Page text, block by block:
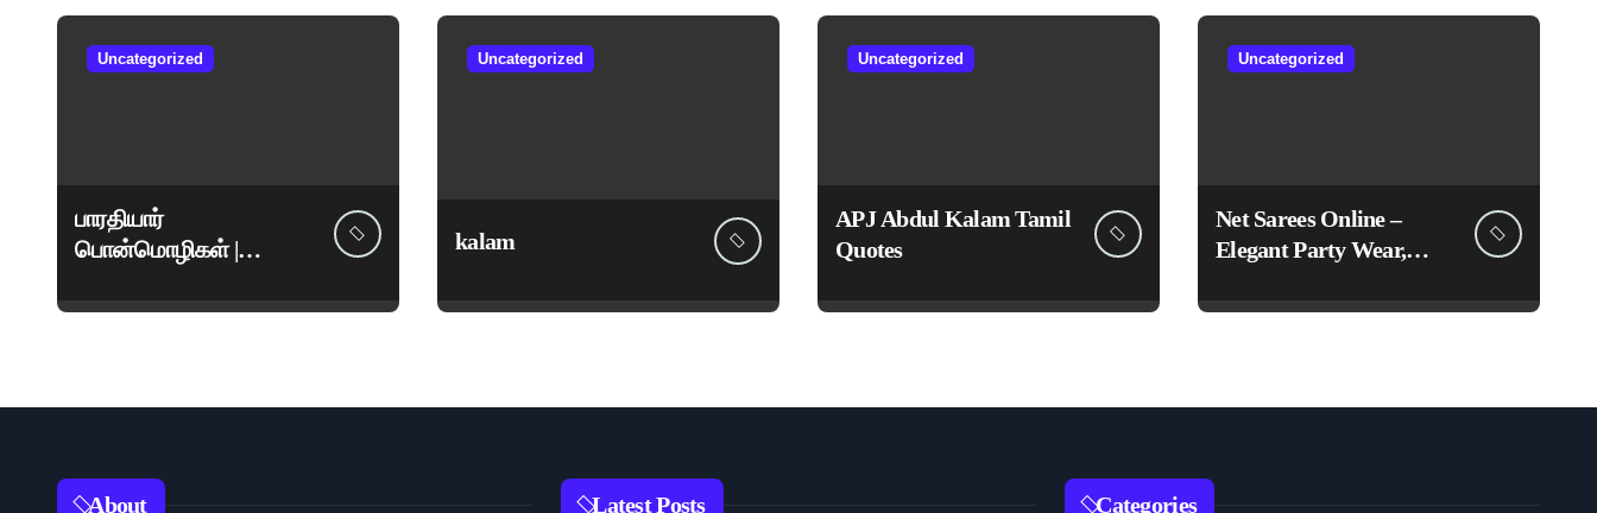
Uncategorized
பாரதியார்
பொன்மொழிகள் |
பாரதியார் சிறந்த
வாசகங்கள்
Uncategorized
kalam
Uncategorized
APJ Abdul Kalam Tamil
Quotes
Uncategorized
Net Sarees Online –
Elegant Party Wear,
Designer Net Saree
About Latest Posts Categories